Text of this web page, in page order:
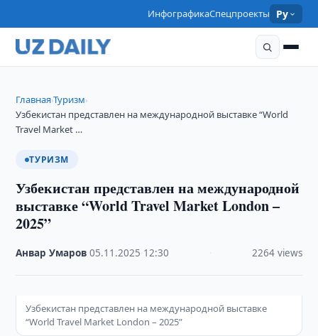
ИнфографикаСпецпроекты Ру
Главная›Туризм›
Узбекистан представлен на международной выставке “World
Travel Market …
ТУРИЗМ
Узбекистан представлен на международной
выставке “World Travel Market London –
2025”
Анвар Умаров ·05.11.2025 12:30 2264 views
Узбекистан представлен на международной выставке
“World Travel Market London – 2025”